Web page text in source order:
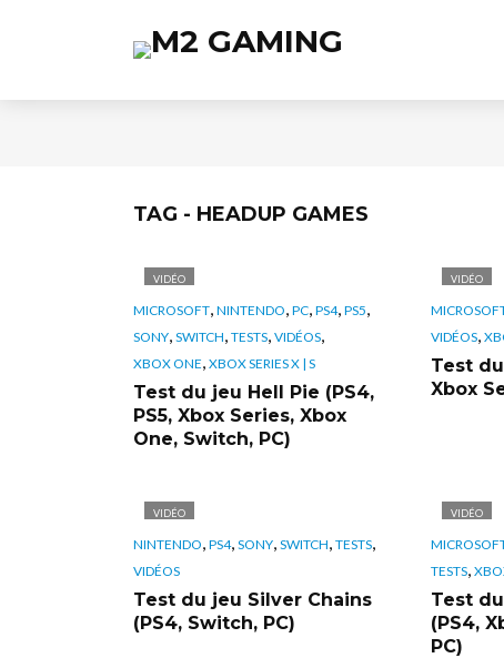
TAG - HEADUP GAMES
VIDÉO
MICROSOFT, NINTENDO, PC, PS4, PS5,
SONY, SWITCH, TESTS, VIDÉOS,
XBOX ONE, XBOX SERIES X | S
Test du jeu Hell Pie (PS4,
PS5, Xbox Series, Xbox
One, Switch, PC)
VIDÉO
VIDÉOS,
Test
Xbox
VIDÉO
NINTENDO, PS4, SONY, SWITCH, TESTS,
VIDÉOS
Test du jeu Silver Chains
(PS4, Switch, PC)
VIDÉO
TESTS,
Test
(PS4,
PC)